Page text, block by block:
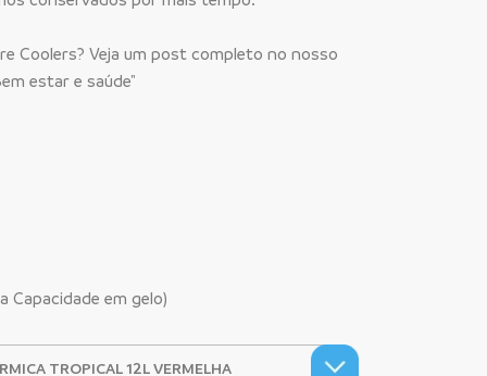
Coolers? Veja um post completo no nosso
estar e saúde"
Capacidade em gelo)